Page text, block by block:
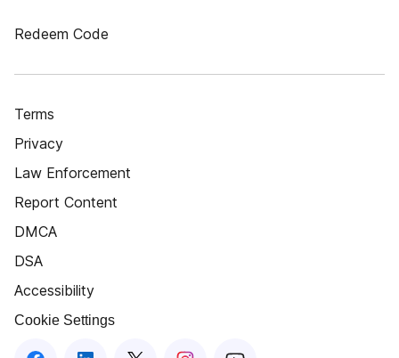
Redeem Code
Terms
Privacy
Law Enforcement
Report Content
DMCA
DSA
Accessibility
Cookie Settings